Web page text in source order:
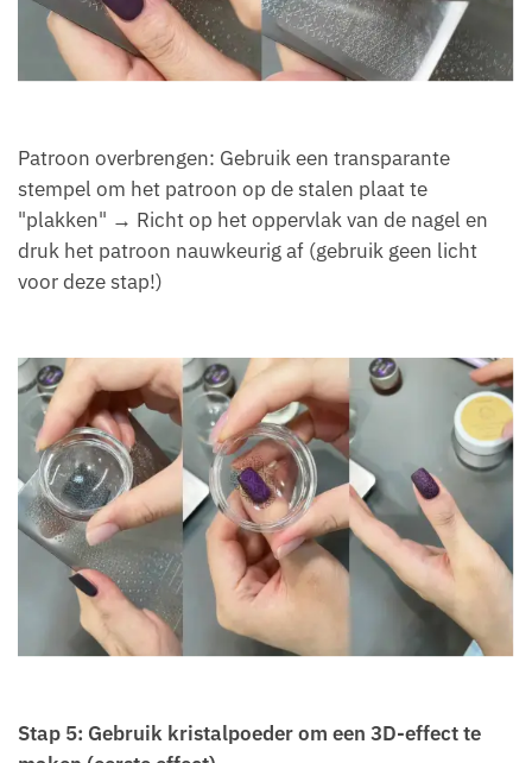
Patroon overbrengen: Gebruik een transparante
stempel om het patroon op de stalen plaat te
"plakken" → Richt op het oppervlak van de nagel en
druk het patroon nauwkeurig af (gebruik geen licht
voor deze stap!)
Stap 5: Gebruik kristalpoeder om een 3D-effect te